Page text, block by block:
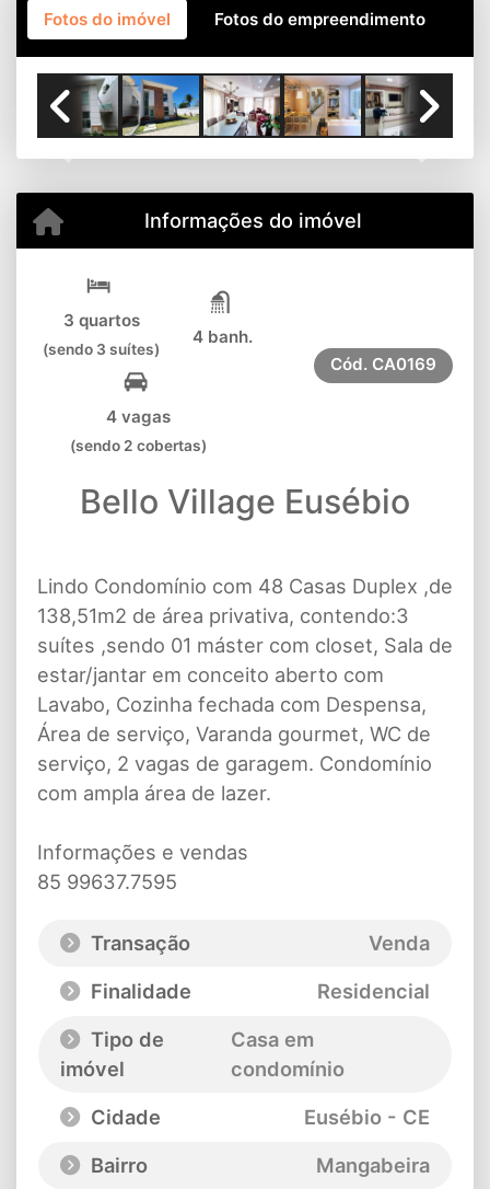
Fotos do imóvel Fotos do empreendimento
Informações do imóvel
3 quartos
(sendo 3 suítes)
4 banh.
4 vagas
(sendo 2 cobertas)
Cód. CA0169
Bello Village Eusébio
Lindo Condomínio com 48 Casas Duplex ,de
138,51m2 de área privativa, contendo:3
suítes ,sendo 01 máster com closet, Sala de
estar/jantar em conceito aberto com
Lavabo, Cozinha fechada com Despensa,
Área de serviço, Varanda gourmet, WC de
serviço, 2 vagas de garagem. Condomínio
com ampla área de lazer.
Informações e vendas
85 99637.7595
Transação
Venda
Finalidade
Residencial
Tipo de
imóvel
Casa em
condomínio
Cidade
Eusébio - CE
Bairro
Mangabeira